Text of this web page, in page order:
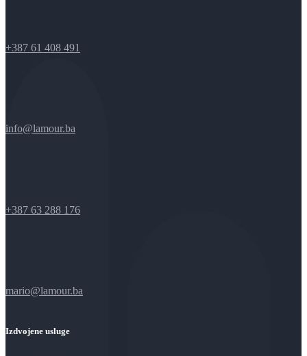
+387 61 408 491
info@lamour.ba
+387 63 288 176
mario@lamour.ba
Izdvojene usluge